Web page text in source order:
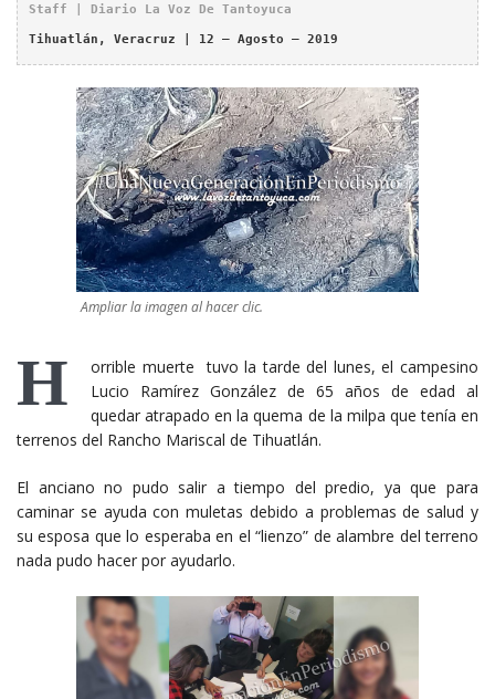
Staff | Diario La Voz De Tantoyuca
Tihuatlán, Veracruz | 12 – Agosto – 2019
Ampliar la imagen al hacer clic.
H
orrible muerte tuvo la tarde del lunes, el campesino
Lucio Ramírez González de 65 años de edad al
quedar atrapado en la quema de la milpa que tenía en
terrenos del Rancho Mariscal de Tihuatlán.
El anciano no pudo salir a tiempo del predio, ya que para
caminar se ayuda con muletas debido a problemas de salud y
su esposa que lo esperaba en el “lienzo” de alambre del terreno
nada pudo hacer por ayudarlo.